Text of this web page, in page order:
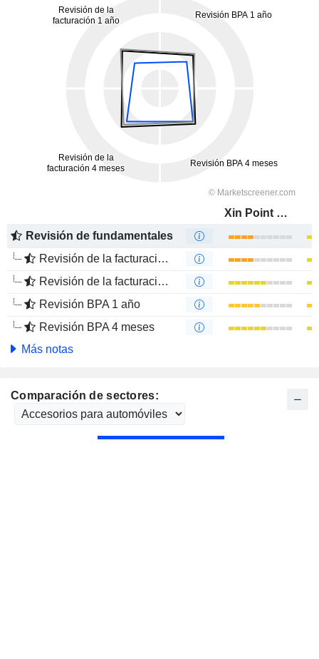
Xin Point Holdings Limited
Revisión de fundamentales
Revisión de la facturación 1 año
Revisión de la facturación 4 meses
Revisión BPA 1 año
Revisión BPA 4 meses
Más notas
Comparación de sectores: